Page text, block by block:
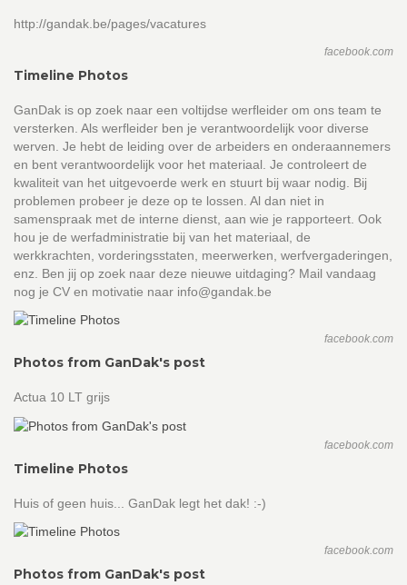
http://gandak.be/pages/vacatures
facebook.com
Timeline Photos
GanDak is op zoek naar een voltijdse werfleider om ons team te
versterken. Als werfleider ben je verantwoordelijk voor diverse
werven. Je hebt de leiding over de arbeiders en onderaannemers
en bent verantwoordelijk voor het materiaal. Je controleert de
kwaliteit van het uitgevoerde werk en stuurt bij waar nodig. Bij
problemen probeer je deze op te lossen. Al dan niet in
samenspraak met de interne dienst, aan wie je rapporteert. Ook
hou je de werfadministratie bij van het materiaal, de
werkkrachten, vorderingsstaten, meerwerken, werfvergaderingen,
enz. Ben jij op zoek naar deze nieuwe uitdaging? Mail vandaag
nog je CV en motivatie naar info@gandak.be
facebook.com
Photos from GanDak's post
Actua 10 LT grijs
facebook.com
Timeline Photos
Huis of geen huis... GanDak legt het dak! :-)
facebook.com
Photos from GanDak's post